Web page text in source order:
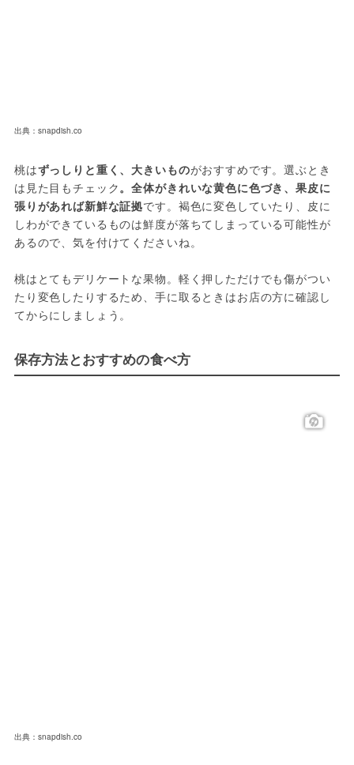
出典：snapdish.co
桃はずっしりと重く、大きいものがおすすめです。選ぶとき
は見た目もチェック。全体がきれいな黄色に色づき、果皮に
張りがあれば新鮮な証拠です。褐色に変色していたり、皮に
しわができているものは鮮度が落ちてしまっている可能性が
あるので、気を付けてくださいね。
桃はとてもデリケートな果物。軽く押しただけでも傷がつい
たり変色したりするため、手に取るときはお店の方に確認し
てからにしましょう。
保存方法とおすすめの食べ方
出典：snapdish.co